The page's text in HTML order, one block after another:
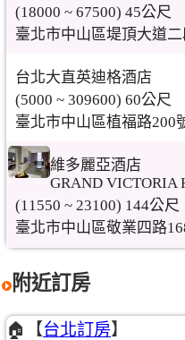
(18000 ~ 67500) 45公尺
臺北市中山區堤頂大道
台北大直英迪格酒店
(5000 ~ 309600) 60公尺
臺北市中山區植福路200
維多麗亞酒店
GRAND VICTORIA
(11550 ~ 23100) 144公尺
臺北市中山區敬業四路
附近訂房
🏠【台北訂房】